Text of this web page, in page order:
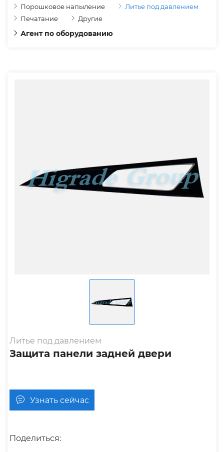
Порошковое напыление
Литье под давлением
Печатание
Другие
Агент по оборудованию
Литье под давлением
Защита панели задней двери
Узнать сейчас
Поделиться: